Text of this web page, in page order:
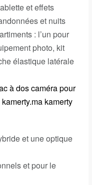
et effets
et nuits
: l’un pour
photo, kit
élastique latérale
et une optique
et pour le